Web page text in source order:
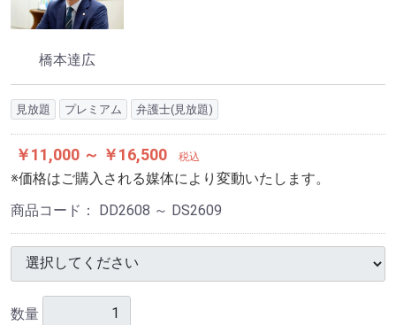
橋本達広
見放題 プレミアム 弁護士(見放題)
￥11,000 ～ ￥16,500 税込
※価格はご購入される媒体により変動いたします。
商品コード： DD2608 ～ DS2609
数量